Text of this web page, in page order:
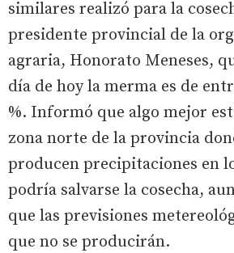
similares realizó para la
presidente provincial de la
agraria, Honorato Meneses,
día de hoy la merma es de
%. Informó que algo mejor
zona norte de la provincia
producen precipitaciones en
podría salvarse la cosecha,
que las previsiones
que no se producirán.